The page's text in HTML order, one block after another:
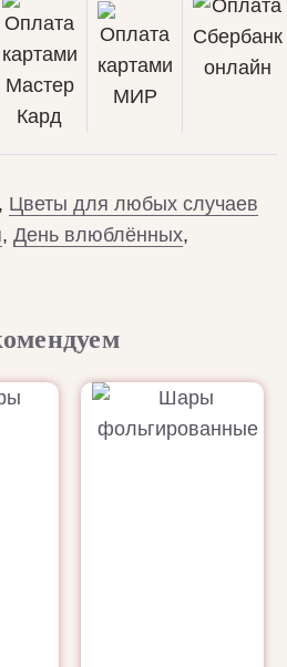
Цветы для любых случаев
, День влюблённых,